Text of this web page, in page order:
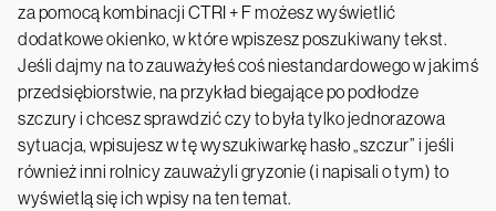
za pomocą kombinacji CTRI + F możesz wyświetlić
dodatkowe okienko, w które wpiszesz poszukiwany tekst.
Jeśli dajmy na to zauważyłeś coś niestandardowego w jakimś
przedsiębiorstwie, na przykład biegające po podłodze
szczury i chcesz sprawdzić czy to była tylko jednorazowa
sytuacja, wpisujesz w tę wyszukiwarkę hasło „szczur” i jeśli
również inni rolnicy zauważyli gryzonie (i napisali o tym) to
wyświetlą się ich wpisy na ten temat.